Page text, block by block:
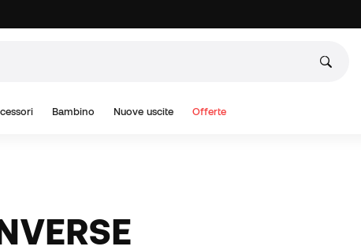
Bambino Nuove uscite Offerte